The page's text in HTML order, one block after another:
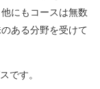
にもコースは無数
ある分野を受けて
です。